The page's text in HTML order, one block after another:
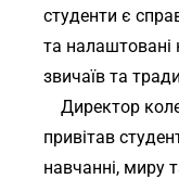
студенти є
та налаштовані
звичаїв та
Директор
привітав
навчанні, миру